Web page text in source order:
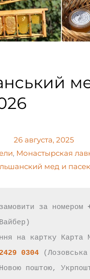
26 августа, 2025
, Монастырская
мед и
за номером
0304
поштою,